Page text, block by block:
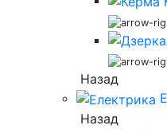
Назад
Назад